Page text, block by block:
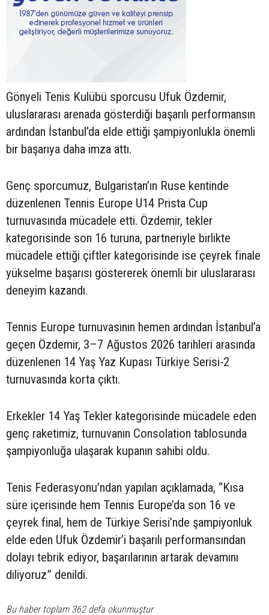
Gönyeli Tenis Kulübü sporcusu Ufuk Özdemir,
uluslararası arenada gösterdiği başarılı performansın
ardından İstanbul’da elde ettiği şampiyonlukla önemli
bir başarıya daha imza attı.
Genç sporcumuz, Bulgaristan’ın Ruse kentinde
düzenlenen Tennis Europe U14 Prista Cup
turnuvasında mücadele etti. Özdemir, tekler
kategorisinde son 16 turuna, partneriyle birlikte
mücadele ettiği çiftler kategorisinde ise çeyrek finale
yükselme başarısı göstererek önemli bir uluslararası
deneyim kazandı.
Tennis Europe turnuvasının hemen ardından İstanbul’a
geçen Özdemir, 3–7 Ağustos 2026 tarihleri arasında
düzenlenen 14 Yaş Yaz Kupası Türkiye Serisi-2
turnuvasında korta çıktı.
Erkekler 14 Yaş Tekler kategorisinde mücadele eden
genç raketimiz, turnuvanın Consolation tablosunda
şampiyonluğa ulaşarak kupanın sahibi oldu.
Tenis Federasyonu’ndan yapılan açıklamada, “Kısa
süre içerisinde hem Tennis Europe’da son 16 ve
çeyrek final, hem de Türkiye Serisi’nde şampiyonluk
elde eden Ufuk Özdemir’i başarılı performansından
dolayı tebrik ediyor, başarılarının artarak devamını
diliyoruz” denildi.
Bu haber toplam 362 defa okunmuştur